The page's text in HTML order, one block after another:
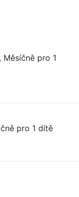
pro 1
pro 1 dítě